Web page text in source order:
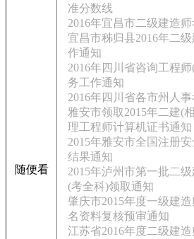
随便看
准分数线
2016年宜昌市二级建造
宜昌市秭归县2016年二
作通知
2016年四川省咨询工程
务工作通知
2016年四川省各市州人
雅安市领取2015年二建(
理工程师计算机证书通知
2015年雅安市全国注册
结果通知
2015年泸州市第一批二
(考全科)领取通知
肇庆市2015年度一级建
名资料复核预审通知
江苏省2016年度二级建